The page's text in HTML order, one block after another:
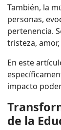
También, la
personas,
pertenencia.
tristeza,
En este
impacto
de la